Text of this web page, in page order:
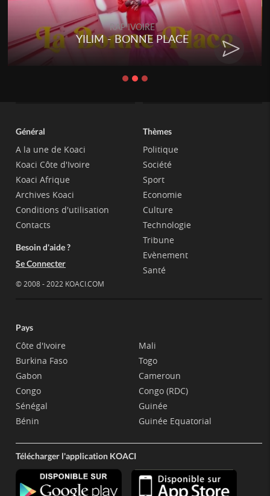
RAP IVOIRE
YILIM - BONNE PLACE
Général
A la une de Koaci
Koaci Côte d'Ivoire
Koaci Afrique
Archives Koaci
Conditions d'utilisation
Contacts
Besoin d'aide ?
Se Connecter
© 2008 - 2022 KOACI.COM
Thèmes
Politique
Société
Sport
Economie
Culture
Technologie
Tribune
Evènement
Santé
Pays
Côte d'Ivoire
Burkina Faso
Gabon
Congo
Sénégal
Bénin
Mali
Togo
Cameroun
Congo (RDC)
Guinée
Guinée Equatorial
Télécharger l'application KOACI